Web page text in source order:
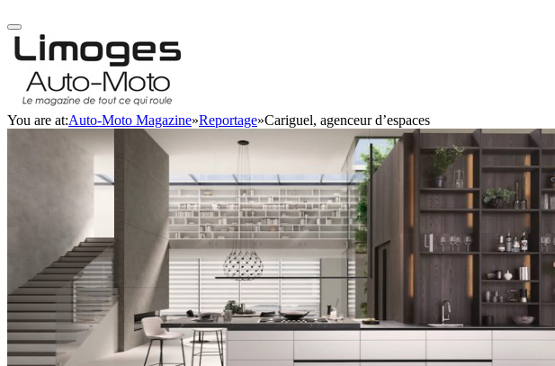
You are at:Auto-Moto Magazine»Reportage»Cariguel, agenceur d’espaces